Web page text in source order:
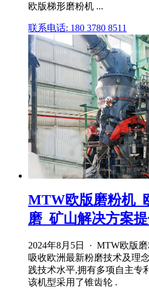
欧版梯形磨粉机 ...
联系电话: 180 3780 8511
MTW欧版磨粉机_
磨_矿山解决方案
2024年8月5日 · MTW欧版
吸收欧洲最新粉磨技术及理
践技术水平,拥有多项自主专
该机型采用了锥齿轮 .